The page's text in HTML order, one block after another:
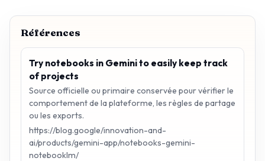
Références
Try notebooks in Gemini to easily keep track
of projects
Source officielle ou primaire conservée pour vérifier le
comportement de la plateforme, les règles de partage
ou les exports.
https://blog.google/innovation-and-
ai/products/gemini-app/notebooks-gemini-
notebooklm/